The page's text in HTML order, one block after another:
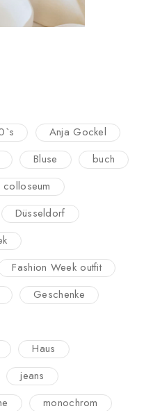
Anja Gockel
Bluse
buch
colloseum
Düsseldorf
Fashion Week outfit
Geschenke
Haus
jeans
monochrom